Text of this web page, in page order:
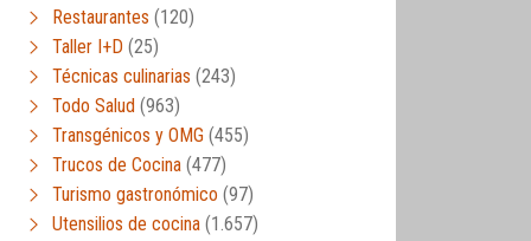
Restaurantes (120)
Taller I+D (25)
Técnicas culinarias (243)
Todo Salud (963)
Transgénicos y OMG (455)
Trucos de Cocina (477)
Turismo gastronómico (97)
Utensilios de cocina (1.657)